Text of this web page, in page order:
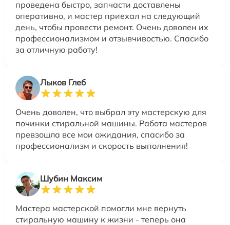
проведена быстро, запчасти доставлены
оперативно, и мастер приехал на следующий
день, чтобы провести ремонт. Очень доволен их
профессионализмом и отзывчивостью. Спасибо
за отличную работу!
Лыков Глеб
Очень доволен, что выбрал эту мастерскую для
починки стиральной машины. Работа мастеров
превзошла все мои ожидания, спасибо за
профессионализм и скорость выполнения!
Шубин Максим
Мастера мастерской помогли мне вернуть
стиральную машину к жизни - теперь она